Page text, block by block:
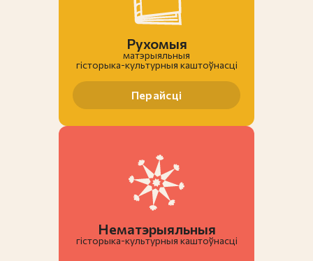
Рухомыя
матэрыяльныя
гiсторыка-культурныя каштоўнасці
Перайсці
Нематэрыяльныя
гiсторыка-культурныя каштоўнасці